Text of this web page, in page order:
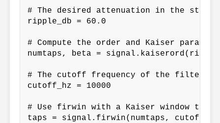
# The desired attenuation in the stop
ripple_db = 60.0
# Compute the order and Kaiser
numtaps, beta =
# The cutoff frequency of the filter.
cutoff_hz = 10000
# Use firwin with a Kaiser window to
taps = signal.firwin(numtaps,